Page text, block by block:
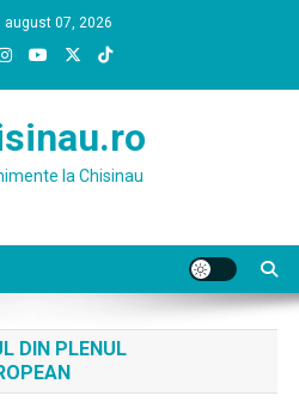
august 07, 2026
la Chisinau
DIN PLENUL